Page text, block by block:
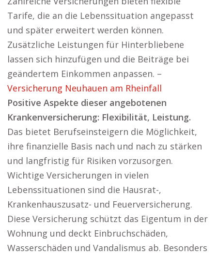
Tarife, die an die Lebenssituation angepasst
und später erweitert werden können.
Zusätzliche Leistungen für Hinterbliebene
lassen sich hinzufügen und die Beiträge bei
geändertem Einkommen anpassen. –
Versicherung Neuhauen am Rheinfall
Positive Aspekte dieser angebotenen
Krankenversicherung: Flexibilität, Leistung.
Das bietet Berufseinsteigern die Möglichkeit,
ihre finanzielle Basis nach und nach zu stärken
und langfristig für Risiken vorzusorgen.
Wichtige Versicherungen in vielen
Lebenssituationen sind die Hausrat-,
Krankenhauszusatz- und Feuerversicherung.
Diese Versicherung schützt das Eigentum in der
Wohnung und deckt Einbruchschäden,
Wasserschäden und Vandalismus ab. Besonders